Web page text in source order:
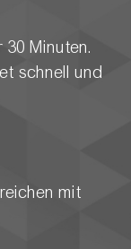
30 Minuten.
schnell und
mit